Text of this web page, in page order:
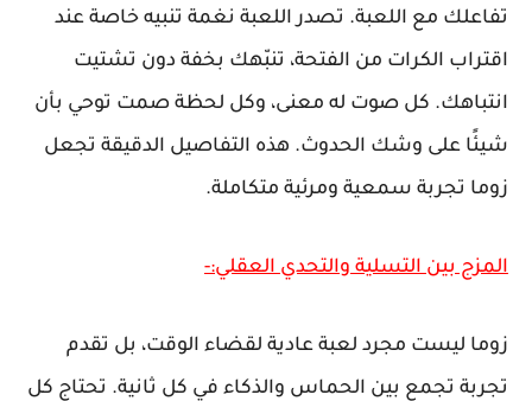
تفاعلك مع اللعبة. تصدر اللعبة نغمة تنبيه خاصة عند
اقتراب الكرات من الفتحة، تنبّهك بخفة دون تشتيت
انتباهك. كل صوت له معنى، وكل لحظة صمت توحي بأن
شيئًا على وشك الحدوث. هذه التفاصيل الدقيقة تجعل
زوما تجربة سمعية ومرئية متكاملة.
المزج بين التسلية والتحدي العقلي:-
زوما ليست مجرد لعبة عادية لقضاء الوقت، بل تقدم
تجربة تجمع بين الحماس والذكاء في كل ثانية. تحتاج كل